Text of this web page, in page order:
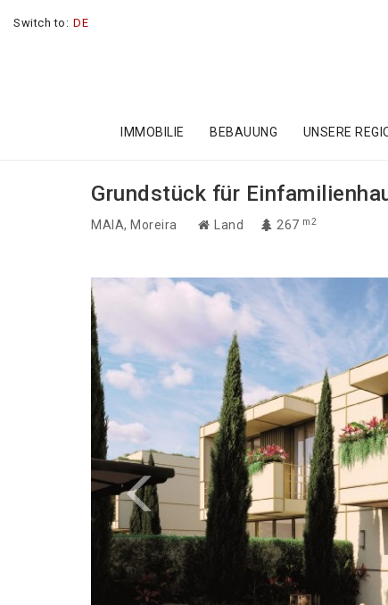
Switch to: DE
IMMOBILIE BEBAUUNG UNSERE
Grundstück für
MAIA, Moreira Land 267 m2